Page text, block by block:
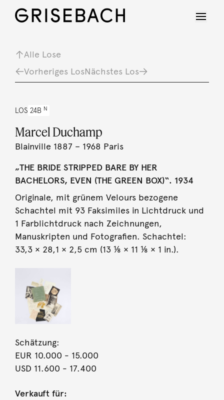
Alle Lose
Vorheriges LosNächstes Los
LOS 24B N
Marcel Duchamp
Blainville 1887 – 1968 Paris
„THE BRIDE STRIPPED BARE BY HER
BACHELORS, EVEN (THE GREEN BOX)“. 1934
Originale, mit grünem Velours bezogene
Schachtel mit 93 Faksimiles in Lichtdruck und
1 Farblichtdruck nach Zeichnungen,
Manuskripten und Fotografien. Schachtel:
33,3 × 28,1 × 2,5 cm (13 ⅛ × 11 ⅛ × 1 in.).
Schätzung:
EUR 10.000 - 15.000
USD 11.600 - 17.400
Verkauft für: